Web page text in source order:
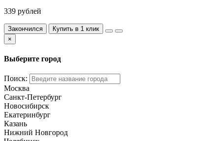
339 рублей
Закончился
Купить в 1 клик
×
Выберите город
Поиск:
Москва
Санкт-Петербург
Новосибирск
Екатеринбург
Казань
Нижний Новгород